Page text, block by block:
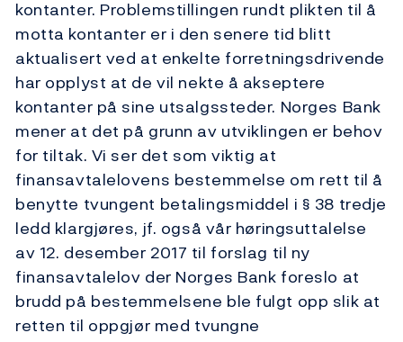
kontanter. Problemstillingen rundt plikten til å
motta kontanter er i den senere tid blitt
aktualisert ved at enkelte forretningsdrivende
har opplyst at de vil nekte å akseptere
kontanter på sine utsalgssteder. Norges Bank
mener at det på grunn av utviklingen er behov
for tiltak. Vi ser det som viktig at
finansavtalelovens bestemmelse om rett til å
benytte tvungent betalingsmiddel i § 38 tredje
ledd klargjøres, jf. også vår høringsuttalelse
av 12. desember 2017 til forslag til ny
finansavtalelov der Norges Bank foreslo at
brudd på bestemmelsene ble fulgt opp slik at
retten til oppgjør med tvungne